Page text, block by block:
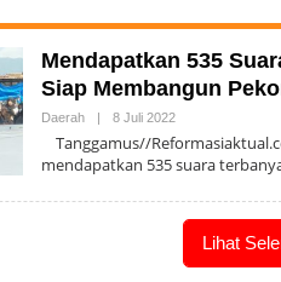
Mendapatkan 535
Siap Membangun
Daerah | 8 Juli 2022Oleh
Tanggamus//
mendapatkan 535 suara
Lihat